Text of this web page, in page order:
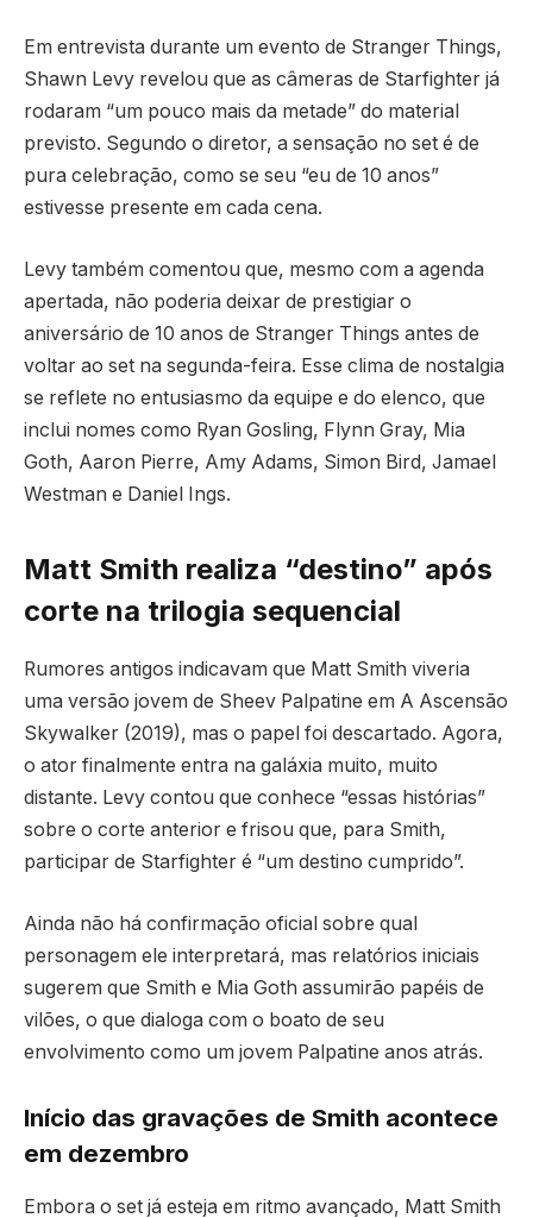
Em entrevista durante um evento de Stranger Things,
Shawn Levy revelou que as câmeras de Starfighter já
rodaram “um pouco mais da metade” do material
previsto. Segundo o diretor, a sensação no set é de
pura celebração, como se seu “eu de 10 anos”
estivesse presente em cada cena.
Levy também comentou que, mesmo com a agenda
apertada, não poderia deixar de prestigiar o
aniversário de 10 anos de Stranger Things antes de
voltar ao set na segunda-feira. Esse clima de nostalgia
se reflete no entusiasmo da equipe e do elenco, que
inclui nomes como Ryan Gosling, Flynn Gray, Mia
Goth, Aaron Pierre, Amy Adams, Simon Bird, Jamael
Westman e Daniel Ings.
Matt Smith realiza “destino” após
corte na trilogia sequencial
Rumores antigos indicavam que Matt Smith viveria
uma versão jovem de Sheev Palpatine em A Ascensão
Skywalker (2019), mas o papel foi descartado. Agora,
o ator finalmente entra na galáxia muito, muito
distante. Levy contou que conhece “essas histórias”
sobre o corte anterior e frisou que, para Smith,
participar de Starfighter é “um destino cumprido”.
Ainda não há confirmação oficial sobre qual
personagem ele interpretará, mas relatórios iniciais
sugerem que Smith e Mia Goth assumirão papéis de
vilões, o que dialoga com o boato de seu
envolvimento como um jovem Palpatine anos atrás.
Início das gravações de Smith acontece
em dezembro
Embora o set já esteja em ritmo avançado, Matt Smith